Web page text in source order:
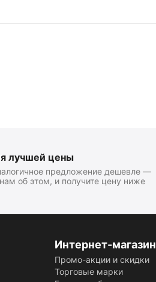
лучшей цены
предложение дешевле —
об этом, и получите цену ниже
Интернет-магазин
Промо-акции и скидки
Торговые марки